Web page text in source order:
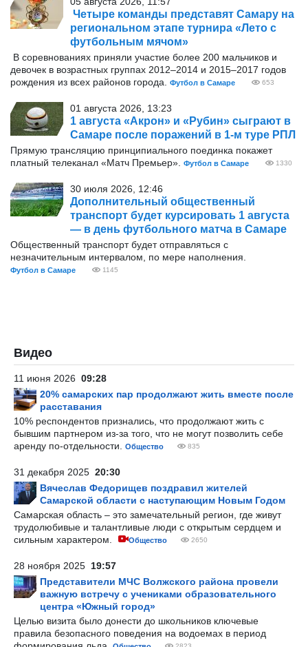
️ Четыре команды представят Самару на
региональном этапе турнира «Лето с
футбольным мячом»
В соревнованиях приняли участие более 200 мальчиков и
девочек в возрастных группах 2012–2014 и 2015–2017 годов
рождения из всех районов города.
Футбол в Самаре 653
01 августа 2026, 13:23
1 августа «Акрон» и «Рубин» сыграют в
Самаре после поражений в 1-м туре РПЛ
Прямую трансляцию принципиального поединка покажет
платный телеканал «Матч Премьер».
Футбол в Самаре 1330
30 июля 2026, 12:46
Дополнительный общественный
транспорт будет курсировать 1 августа
— в день футбольного матча в Самаре
Общественный транспорт будет отправляться с
незначительным интервалом, по мере наполнения.
Футбол в Самаре 1145
Видео
11 июня 2026 09:28
20% самарских пар продолжают жить вместе после
расставания
10% респондентов признались, что продолжают жить с
бывшим партнером из-за того, что не могут позволить себе
аренду по-отдельности.
Общество 835
31 декабря 2025 20:30
Вячеслав Федорищев поздравил жителей
Самарской области с наступающим Новым Годом
Самарская область – это замечательный регион, где живут
трудолюбивые и талантливые люди с открытым сердцем и
сильным характером.
Общество 2650
28 ноября 2025 19:57
Представители МЧС Волжского района провели
важную встречу с учениками образовательного
центра «Южный город»
Целью визита было донести до школьников ключевые
правила безопасного поведения на водоемах в период